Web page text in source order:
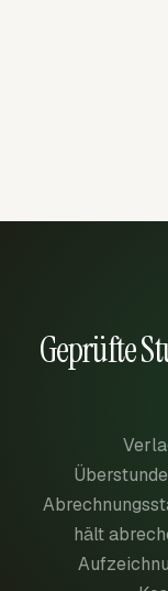
Geprüfte
hält